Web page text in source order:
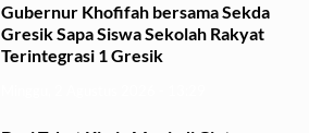
Gubernur Khofifah bersama Sekda
Gresik Sapa Siswa Sekolah Rakyat
Terintegrasi 1 Gresik